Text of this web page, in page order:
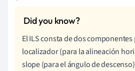
El ILS consta de dos
localizador (para la alineación
slope (para el ángulo de